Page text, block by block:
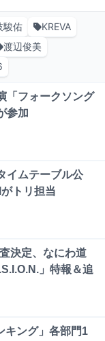
駿佑
KREVA
渡辺俊美
「フォークソング
参加
イムテーブル公
トリ担当
決定、なにわ道
」特報＆追
キング」各部門1